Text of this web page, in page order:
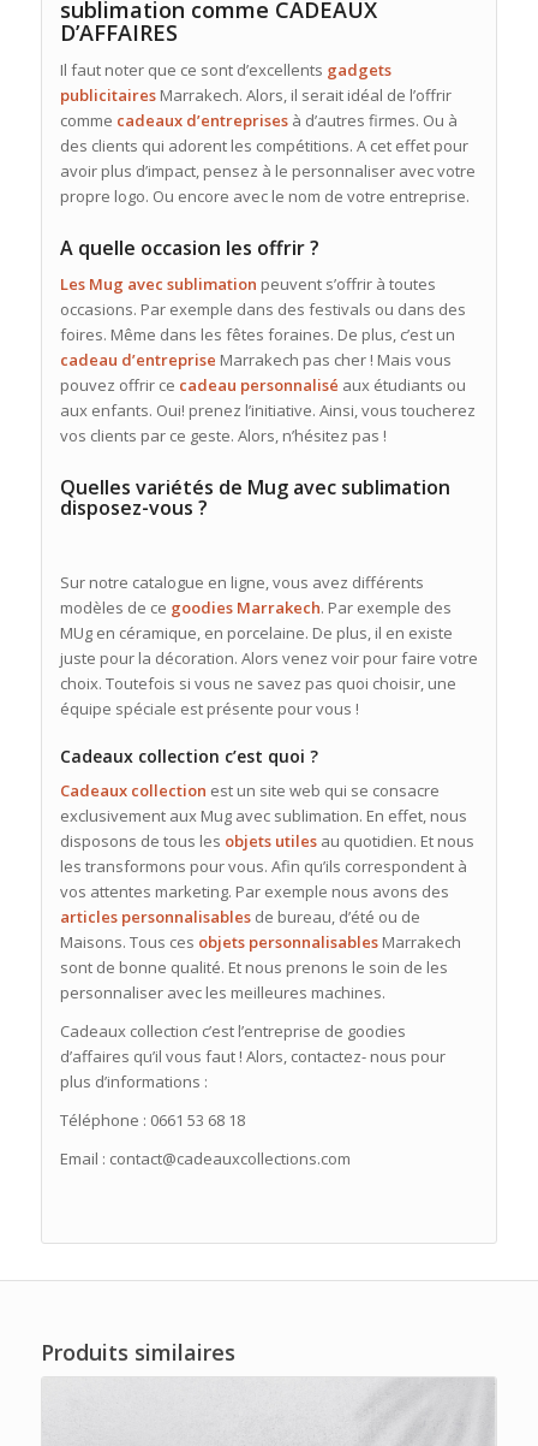
sublimation comme CADEAUX
D’AFFAIRES
Il faut noter que ce sont d’excellents gadgets
publicitaires Marrakech. Alors, il serait idéal de l’offrir
comme cadeauxd’entreprisesà d’autres firmes. Ou à
des clients qui adorent les compétitions. A cet effet pour
avoir plus d’impact, pensez à le personnaliser avec votre
propre logo. Ou encore avec le nom de votre entreprise.
A quelle occasion les offrir ?
Les Mug avec sublimation peuvent s’offrir à toutes
occasions. Par exemple dans des festivals ou dans des
foires. Même dans les fêtes foraines. De plus, c’est un
cadeau d’entreprise Marrakech pas cher ! Mais vous
pouvez offrir ce cadeau personnalisé aux étudiants ou
aux enfants. Oui! prenez l’initiative. Ainsi, vous toucherez
vos clients par ce geste. Alors, n’hésitez pas !
Quelles variétés de Mug avec sublimation
disposez-vous ?
Sur notre catalogue en ligne, vous avez différents
modèles de ce goodies Marrakech. Par exemple des
MUg en céramique, en porcelaine. De plus, il en existe
juste pour la décoration. Alors venez voir pour faire votre
choix. Toutefois si vous ne savez pas quoi choisir, une
équipe spéciale est présente pour vous !
Cadeaux collection c’est quoi ?
Cadeaux collection est un site web qui se consacre
exclusivement aux Mug avec sublimation. En effet, nous
disposons de tous les objets utilesau quotidien. Et nous
les transformons pour vous. Afin qu’ils correspondent à
vos attentes marketing. Par exemple nous avons des
articles personnalisablesde bureau, d’été ou de
Maisons. Tous ces objets personnalisablesMarrakech
sont de bonne qualité. Et nous prenons le soin de les
personnaliser avec les meilleures machines.
Cadeaux collection c’est l’entreprise de goodies
d’affaires qu’il vous faut ! Alors, contactez- nous pour
plus d’informations :
Téléphone : 0661 53 68 18
Email : contact@cadeauxcollections.com
Produits similaires